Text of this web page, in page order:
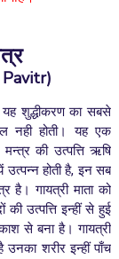
यह शुद्धीकरण का सबसे
नही होती। यह एक
की उत्पत्ति ऋषि
उत्पन्न होती है, इन सब
है।गायत्री माता को
उत्पत्ति इन्हीं से हुई
से बना है। गायत्री
उनका शरीर इन्हीं पाँच